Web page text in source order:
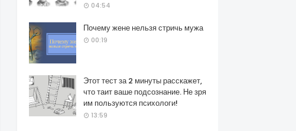
04:54
Почему жене нельзя стричь мужа
00:19
Этот тест за 2 минуты расскажет,
что таит ваше подсознание. Не зря
им пользуются психологи!
13:59